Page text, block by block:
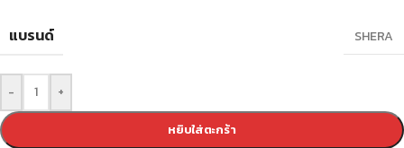
แบรนด์ SHERA
- +
หยิบใส่ตะกร้า